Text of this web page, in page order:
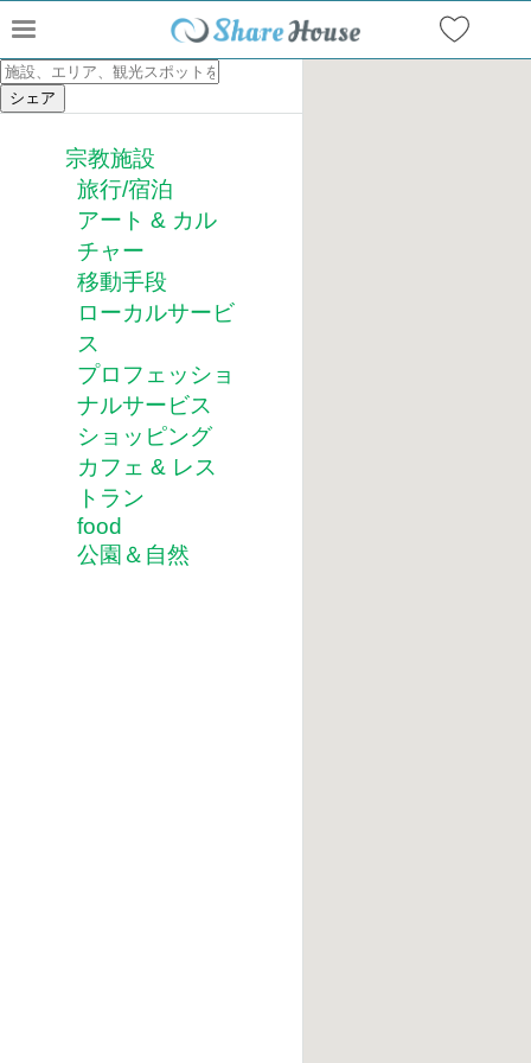
宗教施設
旅行/宿泊
アート & カル
チャー
移動手段
ローカルサービ
ス
プロフェッショ
ナルサービス
ショッピング
カフェ & レス
トラン
food
公園＆自然